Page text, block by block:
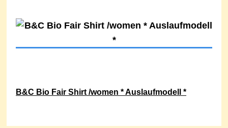
B&C Bio Fair Shirt /women * Auslaufmodell *